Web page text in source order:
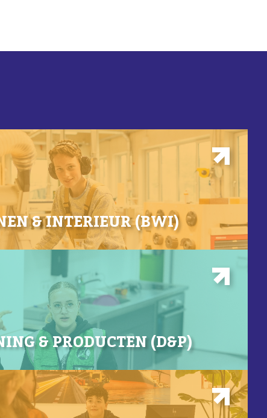
& INTERIEUR (BWI)
& PRODUCTEN (D&P)